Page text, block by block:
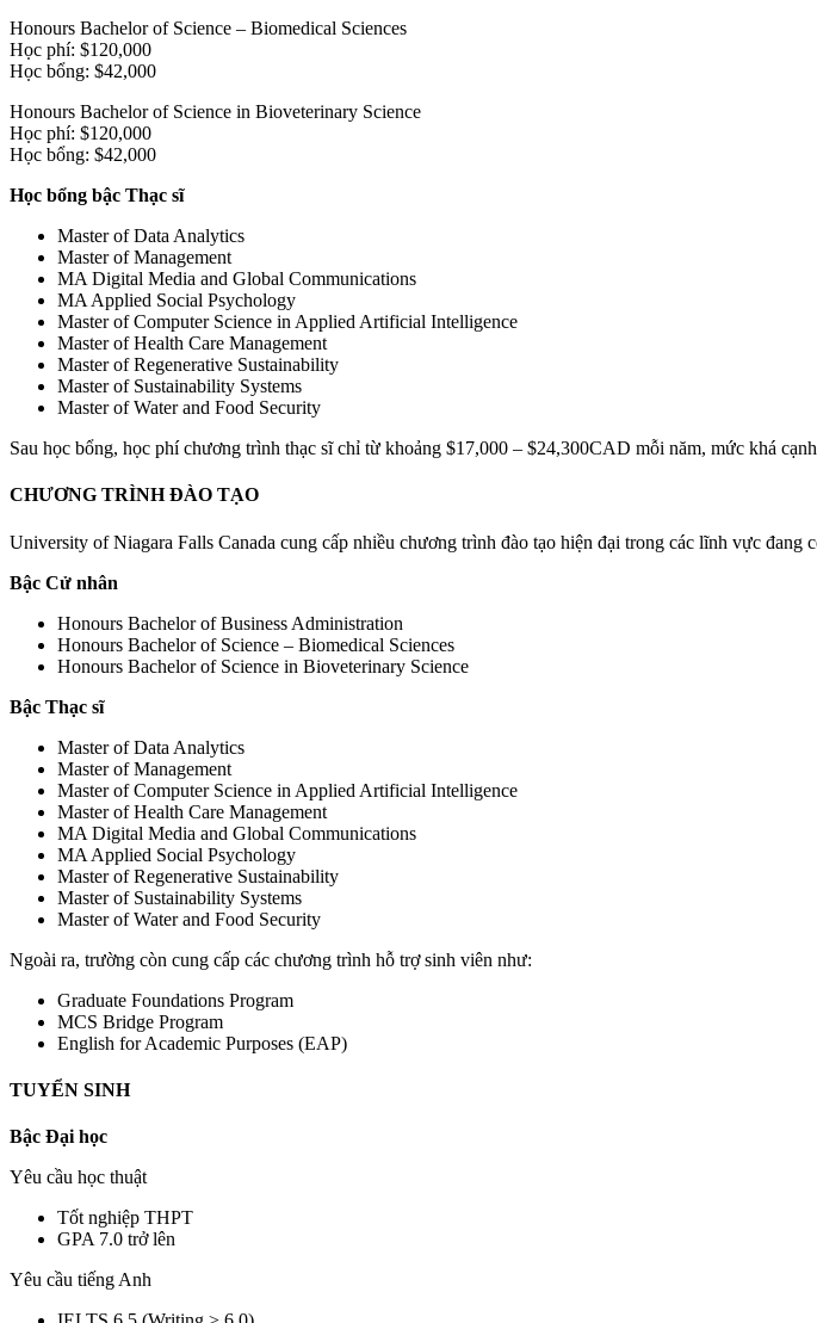
Honours Bachelor of Science – Biomedical Sciences
Học phí: $120,000
Học bổng: $42,000
Honours Bachelor of Science in Bioveterinary Science
Học phí: $120,000
Học bổng: $42,000
Học bổng bậc Thạc sĩ
Master of Data Analytics
Master of Management
MA Digital Media and Global Communications
MA Applied Social Psychology
Master of Computer Science in Applied Artificial Intelligence
Master of Health Care Management
Master of Regenerative Sustainability
Master of Sustainability Systems
Master of Water and Food Security
Sau học bổng, học phí chương trình thạc sĩ chỉ từ khoảng $17,000 – $24,300CAD mỗi năm, mức khá
CHƯƠNG TRÌNH ĐÀO TẠO
University of Niagara Falls Canada cung cấp nhiều chương trình đào tạo hiện đại trong các lĩnh vực đang
Bậc Cử nhân
Honours Bachelor of Business Administration
Honours Bachelor of Science – Biomedical Sciences
Honours Bachelor of Science in Bioveterinary Science
Bậc Thạc sĩ
Master of Data Analytics
Master of Management
Master of Computer Science in Applied Artificial Intelligence
Master of Health Care Management
MA Digital Media and Global Communications
MA Applied Social Psychology
Master of Regenerative Sustainability
Master of Sustainability Systems
Master of Water and Food Security
Ngoài ra, trường còn cung cấp các chương trình hỗ trợ sinh viên như:
Graduate Foundations Program
MCS Bridge Program
English for Academic Purposes (EAP)
TUYỂN SINH
Bậc Đại học
Yêu cầu học thuật
Tốt nghiệp THPT
GPA 7.0 trở lên
Yêu cầu tiếng Anh